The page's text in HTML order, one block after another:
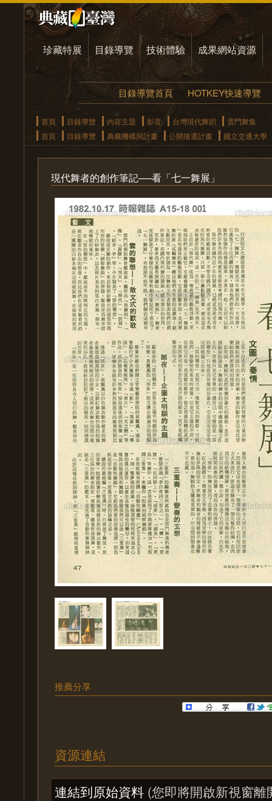
珍藏特展 目錄導覽 技術體驗 成果網站資源
目錄導覽首頁 HOTKEY快速導覽
首頁 目錄導覽 內容主題 影音 台灣現代舞蹈
雲門舞集
首頁
目錄導覽 典藏機構與計畫 公開徵選計畫 國立交通大學
現代舞者的創作筆記──看「七一舞展」
推薦分享
資源連結
連結到原始資料 (您即將開啟新視窗離